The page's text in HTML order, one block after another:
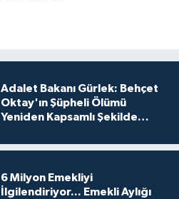
Adalet Bakanı Gürlek: Behçet
Oktay'ın Şüpheli Ölümü
Yeniden Kapsamlı Şekilde
6 Milyon Emekliyi
İlgilendiriyor... Emekli Aylığı